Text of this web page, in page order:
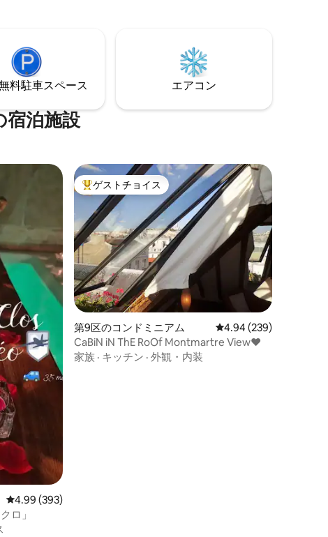
薬局、銀行、ショッピングセンターなど
料駐⁠車ス⁠ペ⁠ー⁠ス エアコン
宿泊施設
レビュー393件、5つ星中4.99つ星の平均評価
4.99 (393)
ロ」
大好評のゲストチョイスです。
ゲストチョイス
第9区のコンドミニアム レビュー239件、5つ星
4.94 (239)
CaBiN iN ThE RoOf Montmartre View♥
家族 · キッチン · 外観・内装